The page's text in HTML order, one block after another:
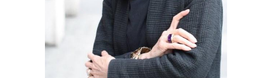
Гардероб для женщин Летние женщины
Год для женщины Брюки для женщин